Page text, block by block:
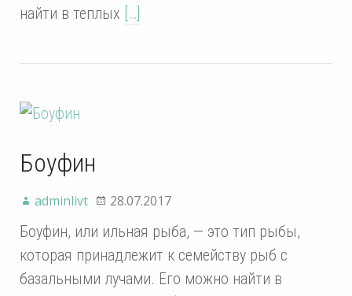
найти в теплых […]
Боуфин
adminlivt 28.07.2017
Боуфин, или ильная рыба, — это тип рыбы,
которая принадлежит к семейству рыб с
базальными лучами. Его можно найти в